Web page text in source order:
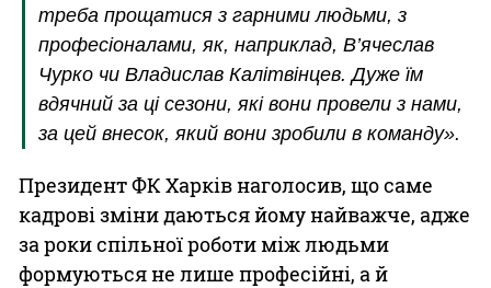
треба прощатися з гарними людьми, з
професіоналами, як, наприклад, В’ячеслав
Чурко чи Владислав Калітвінцев. Дуже їм
вдячний за ці сезони, які вони провели з нами,
за цей внесок, який вони зробили в команду».
Президент ФК Харків наголосив, що саме
кадрові зміни даються йому найважче, адже
за роки спільної роботи між людьми
формуються не лише професійні, а й